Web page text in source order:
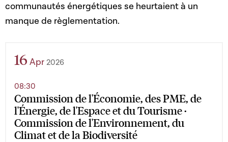
communautés énergétiques se heurtaient à un
manque de règlementation.
16 Apr 2026
Commission de l'Économie, des PME, de
l'Énergie, de l'Espace et du Tourisme ·
Commission de l'Environnement, du
Climat et de la Biodiversité
08:30